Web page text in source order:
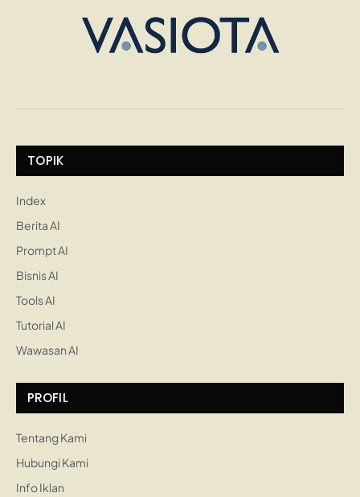
TOPIK
Index
Berita AI
Prompt AI
Bisnis AI
Tools AI
Tutorial AI
Wawasan AI
PROFIL
Tentang Kami
Hubungi Kami
Info Iklan